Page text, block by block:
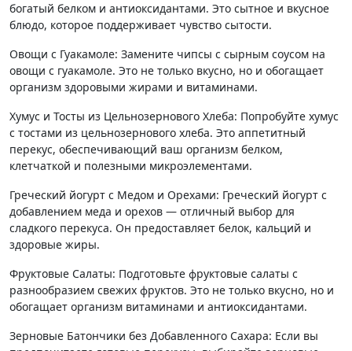
богатый белком и антиоксидантами. Это сытное и вкусное
блюдо, которое поддерживает чувство сытости.
Овощи с Гуакамоле: Замените чипсы с сырным соусом на
овощи с гуакамоле. Это не только вкусно, но и обогащает
организм здоровыми жирами и витаминами.
Хумус и Тосты из Цельнозернового Хлеба: Попробуйте хумус
с тостами из цельнозернового хлеба. Это аппетитный
перекус, обеспечивающий ваш организм белком,
клетчаткой и полезными микроэлементами.
Греческий йогурт с Медом и Орехами: Греческий йогурт с
добавлением меда и орехов — отличный выбор для
сладкого перекуса. Он предоставляет белок, кальций и
здоровые жиры.
Фруктовые Салаты: Подготовьте фруктовые салаты с
разнообразием свежих фруктов. Это не только вкусно, но и
обогащает организм витаминами и антиоксидантами.
Зерновые Батончики без Добавленного Сахара: Если вы